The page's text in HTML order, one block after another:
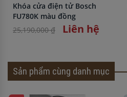
Khóa cửa điện tử Bosch
FU780K màu đồng
25,190,000 ₫
Liên hệ
Sản phẩm cùng danh mục